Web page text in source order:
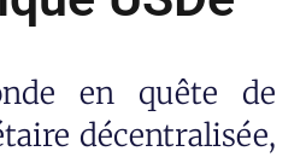
en quête de
décentralisée,